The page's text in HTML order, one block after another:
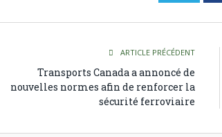
ARTICLE PRÉCÉDENT
Transports Canada a annoncé de
nouvelles normes afin de renforcer la
sécurité ferroviaire